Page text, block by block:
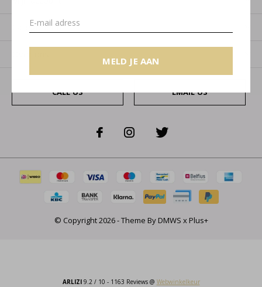
MELD JE AAN
Categorieën
CALL US EMAIL US
© Copyright2026- Theme ByDMWS xPlus+
ARLIZI9.2/ 10 - 1163 Reviews @ Webwinkelkeur